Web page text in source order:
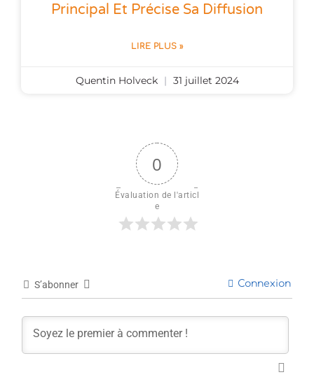
Principal Et Précise Sa Diffusion
LIRE PLUS »
Quentin Holveck 31 juillet 2024
0
Évaluation de l'articl
e
S’abonner Connexion